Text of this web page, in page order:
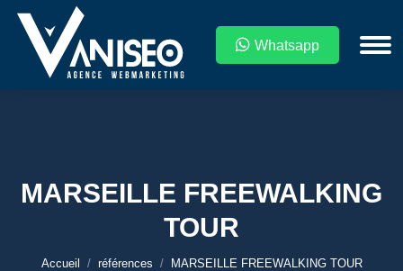
Whatsapp
MARSEILLE FREEWALKING
TOUR
Vous êtes ici :
Accueil références MARSEILLE FREEWALKING TOUR